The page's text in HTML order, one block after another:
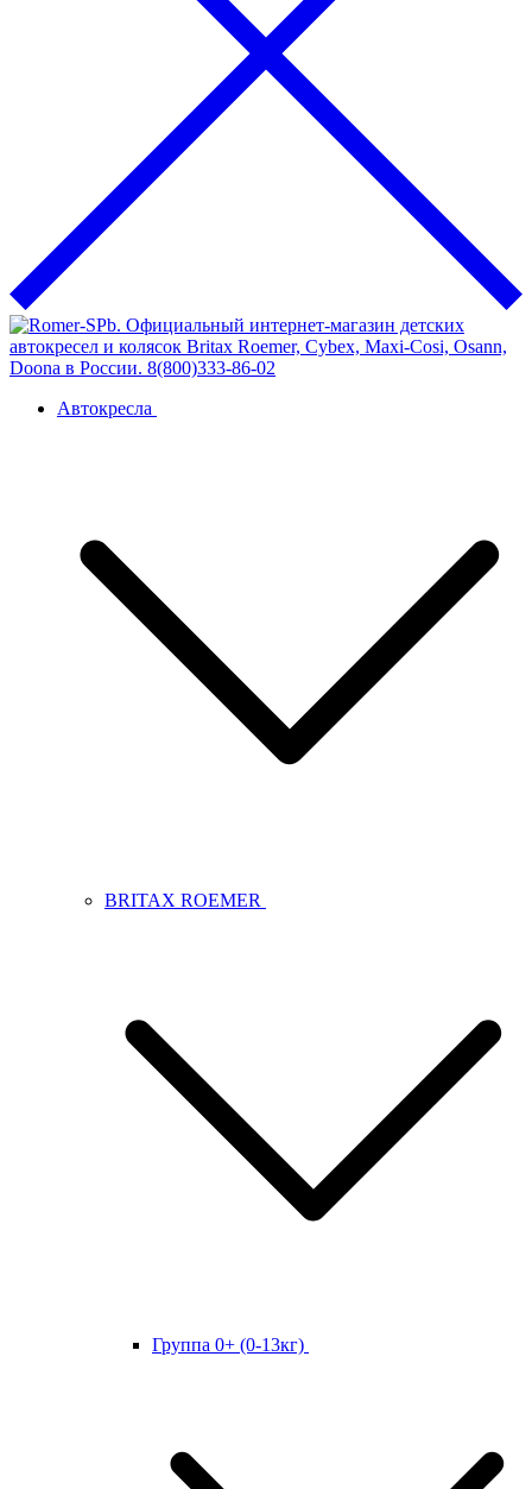
Автокресла
BRITAX ROEMER
Группа 0+ (0-13кг)